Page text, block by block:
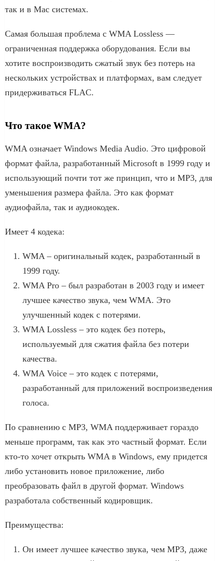
так и в Mac системах.
Самая большая проблема с WMA Lossless —
ограниченная поддержка оборудования. Если вы
хотите воспроизводить сжатый звук без потерь на
нескольких устройствах и платформах, вам следует
придерживаться FLAC.
Что такое WMA?
WMA означает Windows Media Audio. Это цифровой
формат файла, разработанный Microsoft в 1999 году и
использующий почти тот же принцип, что и MP3, для
уменьшения размера файла. Это как формат
аудиофайла, так и аудиокодек.
Имеет 4 кодека:
WMA – оригинальный кодек, разработанный в
1999 году.
WMA Pro – был разработан в 2003 году и имеет
лучшее качество звука, чем WMA. Это
улучшенный кодек с потерями.
WMA Lossless – это кодек без потерь,
используемый для сжатия файла без потери
качества.
WMA Voice – это кодек с потерями,
разработанный для приложений воспроизведения
голоса.
По сравнению с MP3, WMA поддерживает гораздо
меньше программ, так как это частный формат. Если
кто-то хочет открыть WMA в Windows, ему придется
либо установить новое приложение, либо
преобразовать файл в другой формат. Windows
разработала собственный кодировщик.
Преимущества:
Он имеет лучшее качество звука, чем MP3, даже